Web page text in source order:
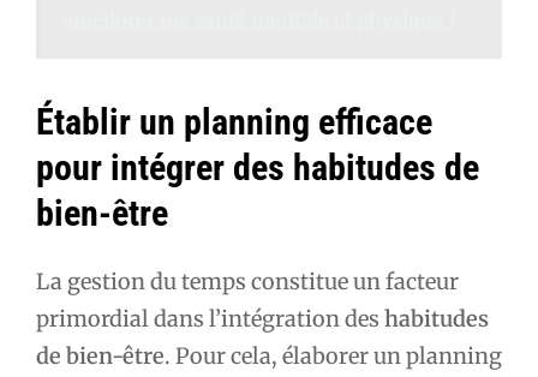
Établir un planning efficace
pour intégrer des habitudes de
bien-être
La gestion du temps constitue un facteur
primordial dans l’intégration des habitudes
de bien-être. Pour cela, élaborer un planning